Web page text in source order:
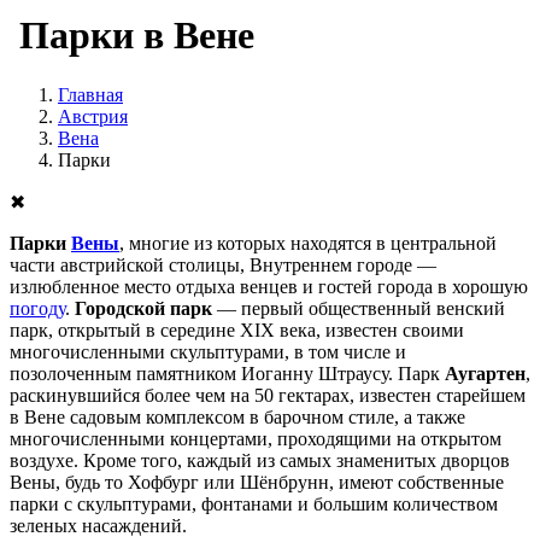
Парки в Вене
Главная
Австрия
Вена
Парки
✖
Парки Вены, многие из которых находятся в центральной
части австрийской столицы, Внутреннем городе —
излюбленное место отдыха венцев и гостей города в хорошую
погоду. Городской парк — первый общественный венский
парк, открытый в середине XIX века, известен своими
многочисленными скульптурами, в том числе и
позолоченным памятником Иоганну Штраусу. Парк Аугартен,
раскинувшийся более чем на 50 гектарах, известен старейшем
в Вене садовым комплексом в барочном стиле, а также
многочисленными концертами, проходящими на открытом
воздухе. Кроме того, каждый из самых знаменитых дворцов
Вены, будь то Хофбург или Шёнбрунн, имеют собственные
парки с скульптурами, фонтанами и большим количеством
зеленых насаждений.